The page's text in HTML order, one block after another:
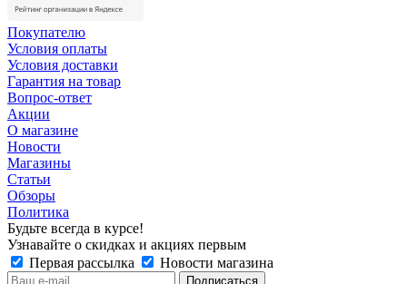
Покупателю
Условия оплаты
Условия доставки
Гарантия на товар
Вопрос-ответ
Акции
О магазине
Новости
Магазины
Статьи
Обзоры
Политика
Будьте всегда в курсе!
Узнавайте о скидках и акциях первым
Первая рассылка
Новости магазина